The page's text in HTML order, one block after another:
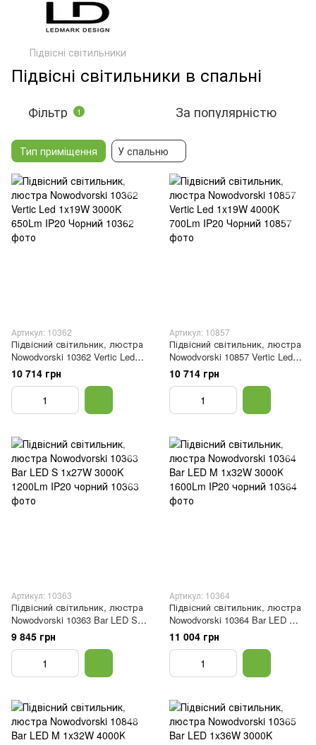
Підвісні світильники
Підвісні світильники в спальні
Фільтр 1 За популярністю
Тип приміщення У спальню
Артикул: 10362
Підвісний світильник, люстра
Nowodvorski 10362 Vertic Led
1x19W 3000K 650Lm IP20
Чорний
10 714 грн
Артикул: 10857
Підвісний світильник, люстра
Nowodvorski 10857 Vertic Led
1x19W 4000K 700Lm IP20
Чорний
10 714 грн
Артикул: 10363
Підвісний світильник, люстра
Nowodvorski 10363 Bar LED S
1x27W 3000K 1200Lm IP20
чорний
9 845 грн
Артикул: 10364
Підвісний світильник, люстра
Nowodvorski 10364 Bar LED M
1x32W 3000K 1600Lm IP20
чорний
11 004 грн